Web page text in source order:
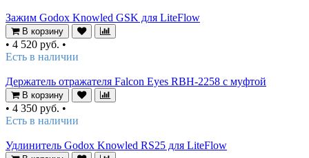
Зажим Godox Knowled GSK для LiteFlow
В корзину
• 4 520 руб. •
Есть в наличии
Держатель отражателя Falcon Eyes RBH-2258 с муфтой
В корзину
• 4 350 руб. •
Есть в наличии
Удлинитель Godox Knowled RS25 для LiteFlow